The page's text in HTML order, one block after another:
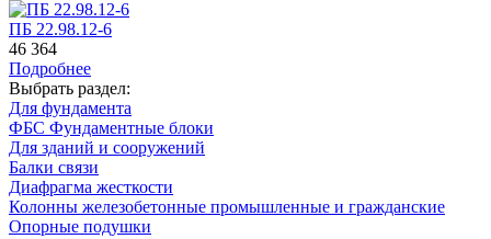
ПБ 22.98.12-6
46 364
Подробнее
Выбрать раздел:
Для фундамента
ФБС Фундаментные блоки
Для зданий и сооружений
Балки связи
Диафрагма жесткости
Колонны железобетонные промышленные и гражданские
Опорные подушки